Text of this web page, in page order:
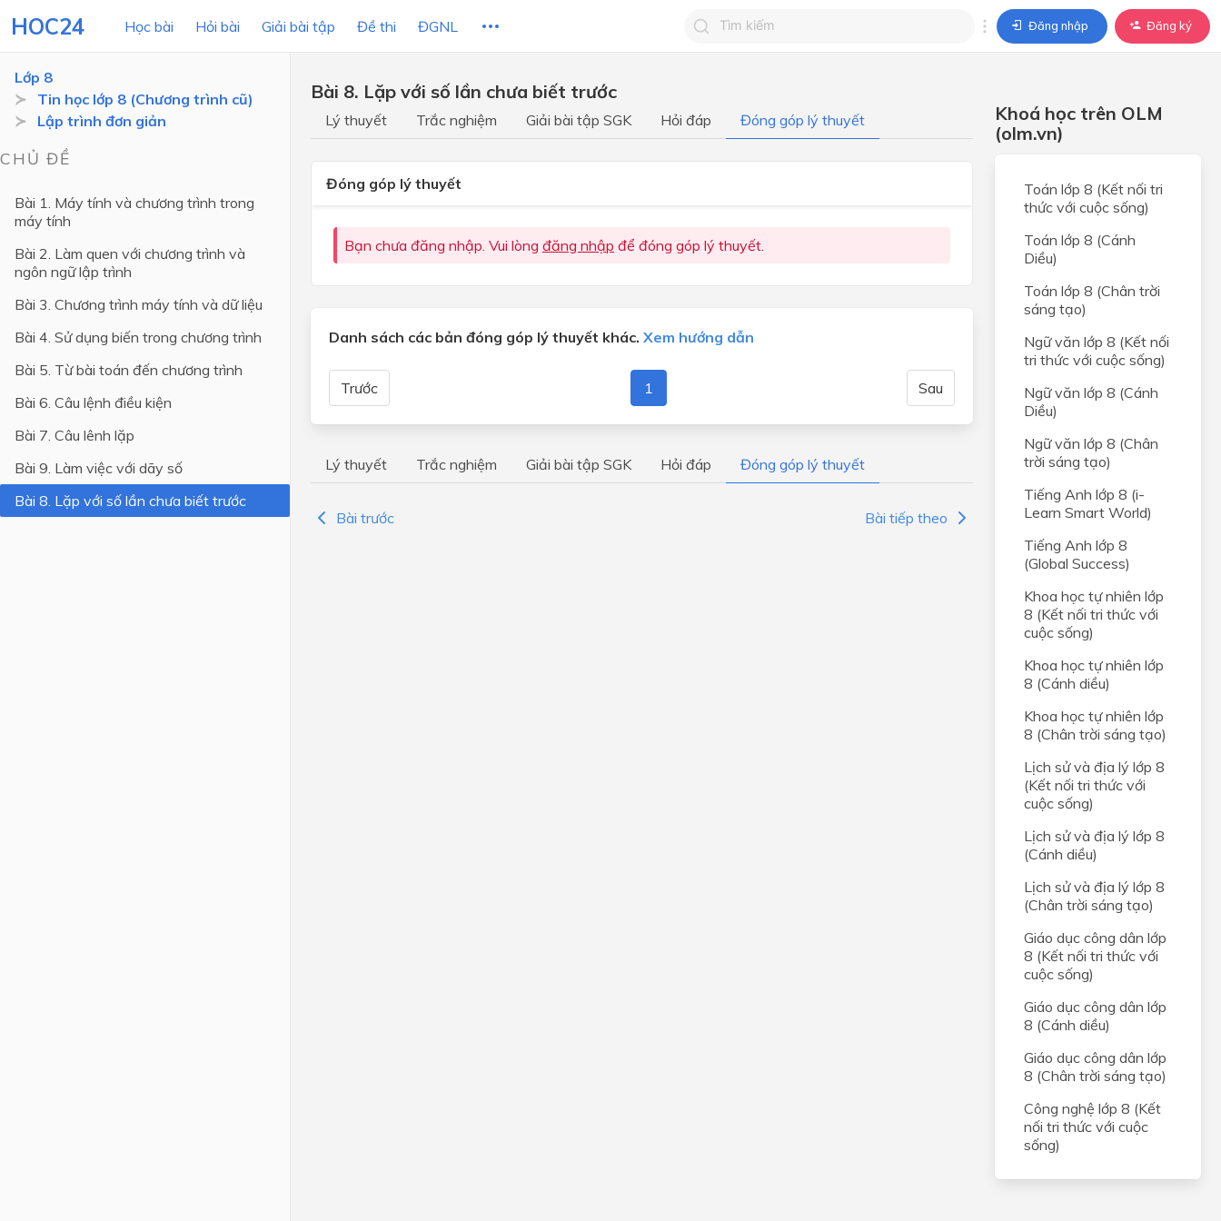
HOC24 Học bài Hỏi bài Giải bài tập Đề thi ĐGNL
Tìm kiếm câu trả lời cho câu hỏi của
bạn
Đăng nhập Đăng ký
LỚP HỌC
Lớp 11
Lớp 10
Lớp 9
Lớp 8
Lớp 7
Lớp 6
Lớp 5
Lớp 4
Lớp 3
Lớp 2
MÔN HỌC CHỦ ĐỀ / CHƯƠNG BÀI HỌC
Lớp 8
Tin học lớp 8 (Chương trình cũ)
Lập trình đơn giản
CHỦ ĐỀ
Bài 1. Máy tính và chương trình trong
máy tính
Bài 2. Làm quen với chương trình và
ngôn ngữ lập trình
Bài 3. Chương trình máy tính và dữ liệu
Bài 4. Sử dụng biến trong chương trình
Bài 5. Từ bài toán đến chương trình
Bài 6. Câu lệnh điều kiện
Bài 7. Câu lênh lặp
Bài 9. Làm việc với dãy số
Bài 8. Lặp với số lần chưa biết trước
Bài 8. Lặp với số lần chưa biết trước
Lý thuyết Trắc nghiệm Giải bài tập SGK Hỏi đáp Đóng góp lý thuyết
Đóng góp lý thuyết
Bạn chưa đăng nhập. Vui lòng đăng nhập để đóng góp lý thuyết.
Danh sách các bản đóng góp lý thuyết khác. Xem hướng dẫn
Trước Sau
1
Lý thuyết Trắc nghiệm Giải bài tập SGK Hỏi đáp Đóng góp lý thuyết
Bài trước Bài tiếp theo
Khoá học trên OLM
(olm.vn)
Toán lớp 8 (Kết nối tri
thức với cuộc sống)
Toán lớp 8 (Cánh
Diều)
Toán lớp 8 (Chân trời
sáng tạo)
Ngữ văn lớp 8 (Kết nối
tri thức với cuộc sống)
Ngữ văn lớp 8 (Cánh
Diều)
Ngữ văn lớp 8 (Chân
trời sáng tạo)
Tiếng Anh lớp 8 (i-
Learn Smart World)
Tiếng Anh lớp 8
(Global Success)
Khoa học tự nhiên lớp
8 (Kết nối tri thức với
cuộc sống)
Khoa học tự nhiên lớp
8 (Cánh diều)
Khoa học tự nhiên lớp
8 (Chân trời sáng tạo)
Lịch sử và địa lý lớp 8
(Kết nối tri thức với
cuộc sống)
Lịch sử và địa lý lớp 8
(Cánh diều)
Lịch sử và địa lý lớp 8
(Chân trời sáng tạo)
Giáo dục công dân lớp
8 (Kết nối tri thức với
cuộc sống)
Giáo dục công dân lớp
8 (Cánh diều)
Giáo dục công dân lớp
8 (Chân trời sáng tạo)
Công nghệ lớp 8 (Kết
nối tri thức với cuộc
sống)